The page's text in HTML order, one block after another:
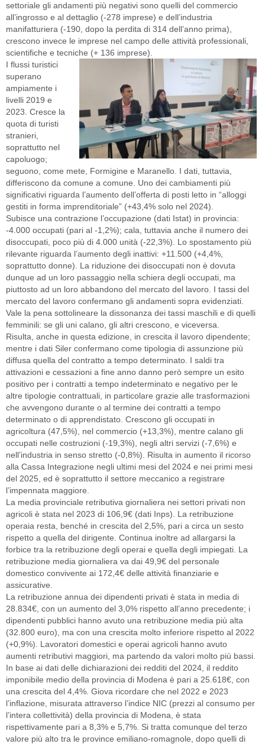
settoriale gli andamenti più negativi sono quelli del commercio
all’ingrosso e al dettaglio (-278 imprese) e dell’industria
manifatturiera (-190, dopo la perdita di 314 dell’anno prima),
crescono invece le imprese nel campo delle attività professionali,
scientifiche e tecniche (+ 136 imprese).
I flussi turistici
superano
ampiamente i
livelli 2019 e
2023. Cresce la
quota di turisti
stranieri,
soprattutto nel
capoluogo;
seguono, come mete, Formigine e Maranello. I dati, tuttavia,
differiscono da comune a comune. Uno dei cambiamenti più
significativi riguarda l’aumento dell’offerta di posti letto in “alloggi
gestiti in forma imprenditoriale” (+43,4% solo nel 2024).
Subisce una contrazione l’occupazione (dati Istat) in provincia:
-4.000 occupati (pari al -1,2%); cala, tuttavia anche il numero dei
disoccupati, poco più di 4.000 unità (-22,3%). Lo spostamento più
rilevante riguarda l’aumento degli inattivi: +11.500 (+4,4%,
soprattutto donne). La riduzione dei disoccupati non è dovuta
dunque ad un loro passaggio nella schiera degli occupati, ma
piuttosto ad un loro abbandono del mercato del lavoro. I tassi del
mercato del lavoro confermano gli andamenti sopra evidenziati.
Vale la pena sottolineare la dissonanza dei tassi maschili e di quelli
femminili: se gli uni calano, gli altri crescono, e viceversa.
Risulta, anche in questa edizione, in crescita il lavoro dipendente;
mentre i dati Siler confermano come tipologia di assunzione più
diffusa quella del contratto a tempo determinato. I saldi tra
attivazioni e cessazioni a fine anno danno però sempre un esito
positivo per i contratti a tempo indeterminato e negativo per le
altre tipologie contrattuali, in particolare grazie alle trasformazioni
che avvengono durante o al termine dei contratti a tempo
determinato o di apprendistato. Crescono gli occupati in
agricoltura (47,5%), nel commercio (+13,3%), mentre calano gli
occupati nelle costruzioni (-19,3%), negli altri servizi (-7,6%) e
nell’industria in senso stretto (-0,8%). Risulta in aumento il ricorso
alla Cassa Integrazione negli ultimi mesi del 2024 e nei primi mesi
del 2025, ed è soprattutto il settore meccanico a registrare
l’impennata maggiore.
La media provinciale retributiva giornaliera nei settori privati non
agricoli è stata nel 2023 di 106,9€ (dati Inps). La retribuzione
operaia resta, benché in crescita del 2,5%, pari a circa un sesto
rispetto a quella del dirigente. Continua inoltre ad allargarsi la
forbice tra la retribuzione degli operai e quella degli impiegati. La
retribuzione media giornaliera va dai 49,9€ del personale
domestico convivente ai 172,4€ delle attività finanziarie e
assicurative.
La retribuzione annua dei dipendenti privati è stata in media di
28.834€, con un aumento del 3,0% rispetto all’anno precedente; i
dipendenti pubblici hanno avuto una retribuzione media più alta
(32.800 euro), ma con una crescita molto inferiore rispetto al 2022
(+0,9%). Lavoratori domestici e operai agricoli hanno avuto
aumenti retributivi maggiori, ma partendo da valori molto più bassi.
In base ai dati delle dichiarazioni dei redditi del 2024, il reddito
imponibile medio della provincia di Modena è pari a 25.618€, con
una crescita del 4,4%. Giova ricordare che nel 2022 e 2023
l’inflazione, misurata attraverso l’indice NIC (prezzi al consumo per
l’intera collettività) della provincia di Modena, è stata
rispettivamente pari a 8,3% e 5,7%. Si tratta comunque del terzo
valore più alto tra le province emiliano-romagnole, dopo quelli di